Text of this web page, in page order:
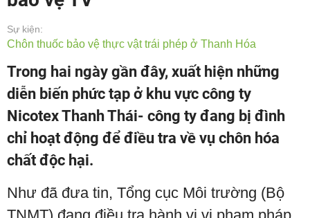
Sự kiện:
Chôn thuốc bảo vệ thực vật trái phép ở Thanh Hóa
Trong hai ngày gần đây, xuất hiện những
diễn biến phức tạp ở khu vực công ty
Nicotex Thanh Thái- công ty đang bị đình
chỉ hoạt động để điều tra về vụ chôn hóa
chất độc hại.
Như đã đưa tin, Tổng cục Môi trường (Bộ